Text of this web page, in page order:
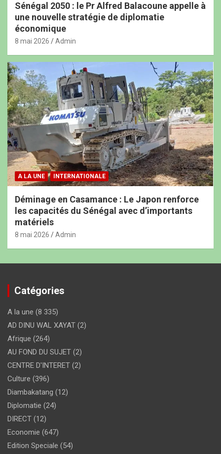
Sénégal 2050 : le Pr Alfred Balacoune appelle à
une nouvelle stratégie de diplomatie
économique
8 mai 2026 Admin
A LA UNE INTERNATIONALE
Déminage en Casamance : Le Japon renforce
les capacités du Sénégal avec d’importants
matériels
8 mai 2026 Admin
Catégories
A la une (8 335)
AD DINU WAL XAYAT (2)
Afrique (264)
AU FOND DU SUJET (2)
CENTRE D'INTERET (2)
Culture (396)
Diambakatang (12)
Diplomatie (24)
DIRECT (12)
Economie (647)
Edition Speciale (54)